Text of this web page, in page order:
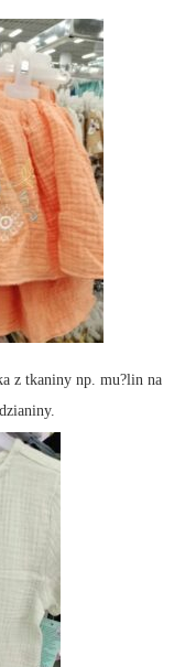
z tkaniny np. mu?lin na